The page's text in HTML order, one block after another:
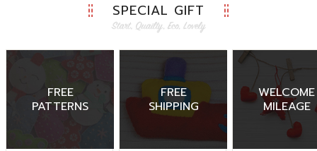
SPECIAL GIFT
FREE
PATTERNS
FREE
SHIPPING
WELCOME
MILEAGE